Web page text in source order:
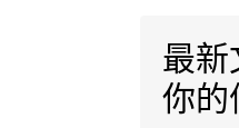
最新
你的